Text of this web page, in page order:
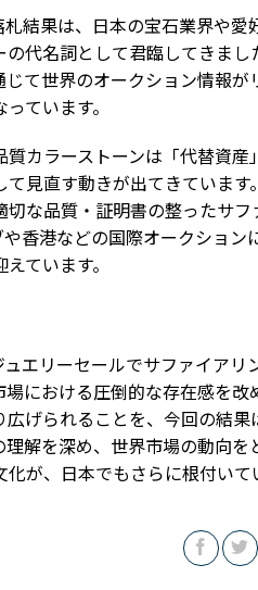
結果は、日本の宝石業界や
代名詞として君臨してきま
て世界のオークション情報
ています。
カラーストーンは「代替資
見直す動きが出てきていま
な品質・証明書の整ったサ
香港などの国際オークショ
ています。
エリーセールでサファイア
における圧倒的な存在感を
げられることを、今回の結
解を深め、世界市場の動向
が、日本でもさらに根付いて